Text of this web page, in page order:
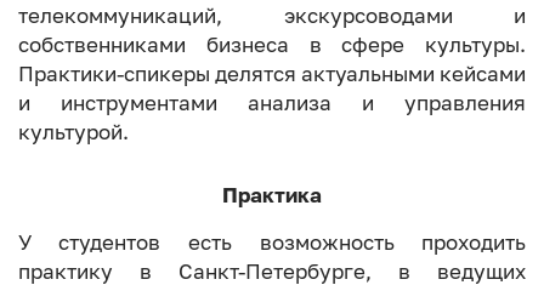
телекоммуникаций, экскурсоводами и
собственниками бизнеса в сфере культуры.
Практики-спикеры делятся актуальными кейсами
и инструментами анализа и управления
культурой.
Практика
У студентов есть возможность проходить
практику в Санкт-Петербурге, в ведущих